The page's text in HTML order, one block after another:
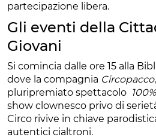
partecipazione libera.
Gli eventi della
Giovani
Si comincia dalle ore 15 alla
dove la compagnia Circopacco
pluripremiato spettacolo
show clownesco privo di
Circo rivive in chiave
autentici cialtroni.